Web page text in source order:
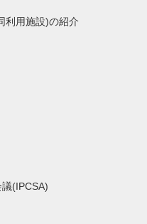
利用施設)の紹介
(IPCSA)